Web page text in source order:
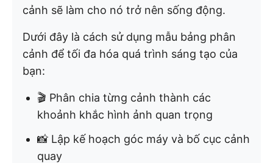
cảnh sẽ làm cho nó trở nên sống động.
Dưới đây là cách sử dụng mẫu bảng phân
cảnh để tối đa hóa quá trình sáng tạo của
bạn:
🎬 Phân chia từng cảnh thành các
khoảnh khắc hình ảnh quan trọng
📸 Lập kế hoạch góc máy và bố cục cảnh
quay